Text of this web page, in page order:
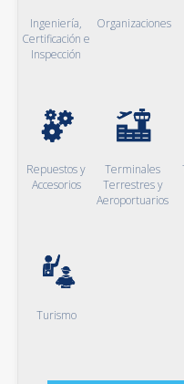
Ingeniería,
Certificación e
Inspección
Organizaciones
Repuestos y
Accesorios
Terminales
Terrestres y
Aeroportuarios
Turismo